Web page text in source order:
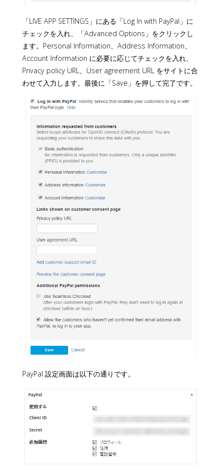
「LIVE APP SETTINGS」にある「Log In with PayPal」に
チェックを入れ、「Advanced Options」をクリックし
ます。Personal Information、Address Information、
Account Information に必要に応じてチェックを入れ、
Privacy policy URL、User agreement URL をサイトに合
わせて入力します。最後に「Save」を押して完了です。
PayPal 設定画面は以下の通りです。